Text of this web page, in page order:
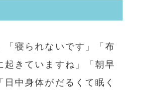
寝られないです」「布
起きていますね」「朝早
中身体がだるくて眠く